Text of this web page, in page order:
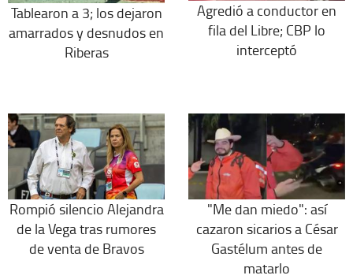
Tablearon a 3; los dejaron
amarrados y desnudos en
Riberas
Agredió a conductor en
fila del Libre; CBP lo
interceptó
Rompió silencio Alejandra
de la Vega tras rumores
de venta de Bravos
"Me dan miedo": así
cazaron sicarios a César
Gastélum antes de
matarlo